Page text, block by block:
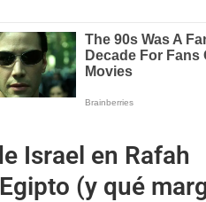
Israel en Rafah
(y qué